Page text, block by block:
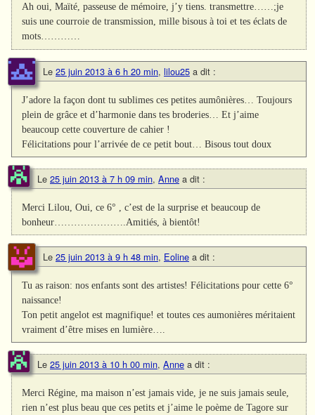
Ah oui, Maïté, passeuse de mémoire, j’y tiens. transmettre……;je
suis une courroie de transmission, mille bisous à toi et tes éclats de
mots…………
Le 25 juin 2013 à 6 h 20 min, lilou25 a dit :
J’adore la façon dont tu sublimes ces petites aumônières… Toujours
plein de grâce et d’harmonie dans tes broderies… Et j’aime
beaucoup cette couverture de cahier !
Félicitations pour l’arrivée de ce petit bout… Bisous tout doux
Le 25 juin 2013 à 7 h 09 min, Anne a dit :
Merci Lilou, Oui, ce 6° , c’est de la surprise et beaucoup de
bonheur………………….Amitiés, à bientôt!
Le 25 juin 2013 à 9 h 48 min, Eoline a dit :
Tu as raison: nos enfants sont des artistes! Félicitations pour cette 6°
naissance!
Ton petit angelot est magnifique! et toutes ces aumonières méritaient
vraiment d’être mises en lumière….
Le 25 juin 2013 à 10 h 00 min, Anne a dit :
Merci Régine, ma maison n’est jamais vide, je ne suis jamais seule,
rien n’est plus beau que ces petits et j’aime le poème de Tagore sur